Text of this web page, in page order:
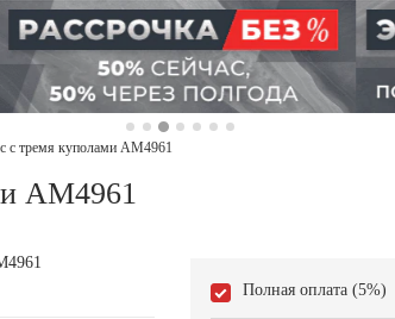
с тремя куполами AM4961
AM4961
Полная оплата (5%)